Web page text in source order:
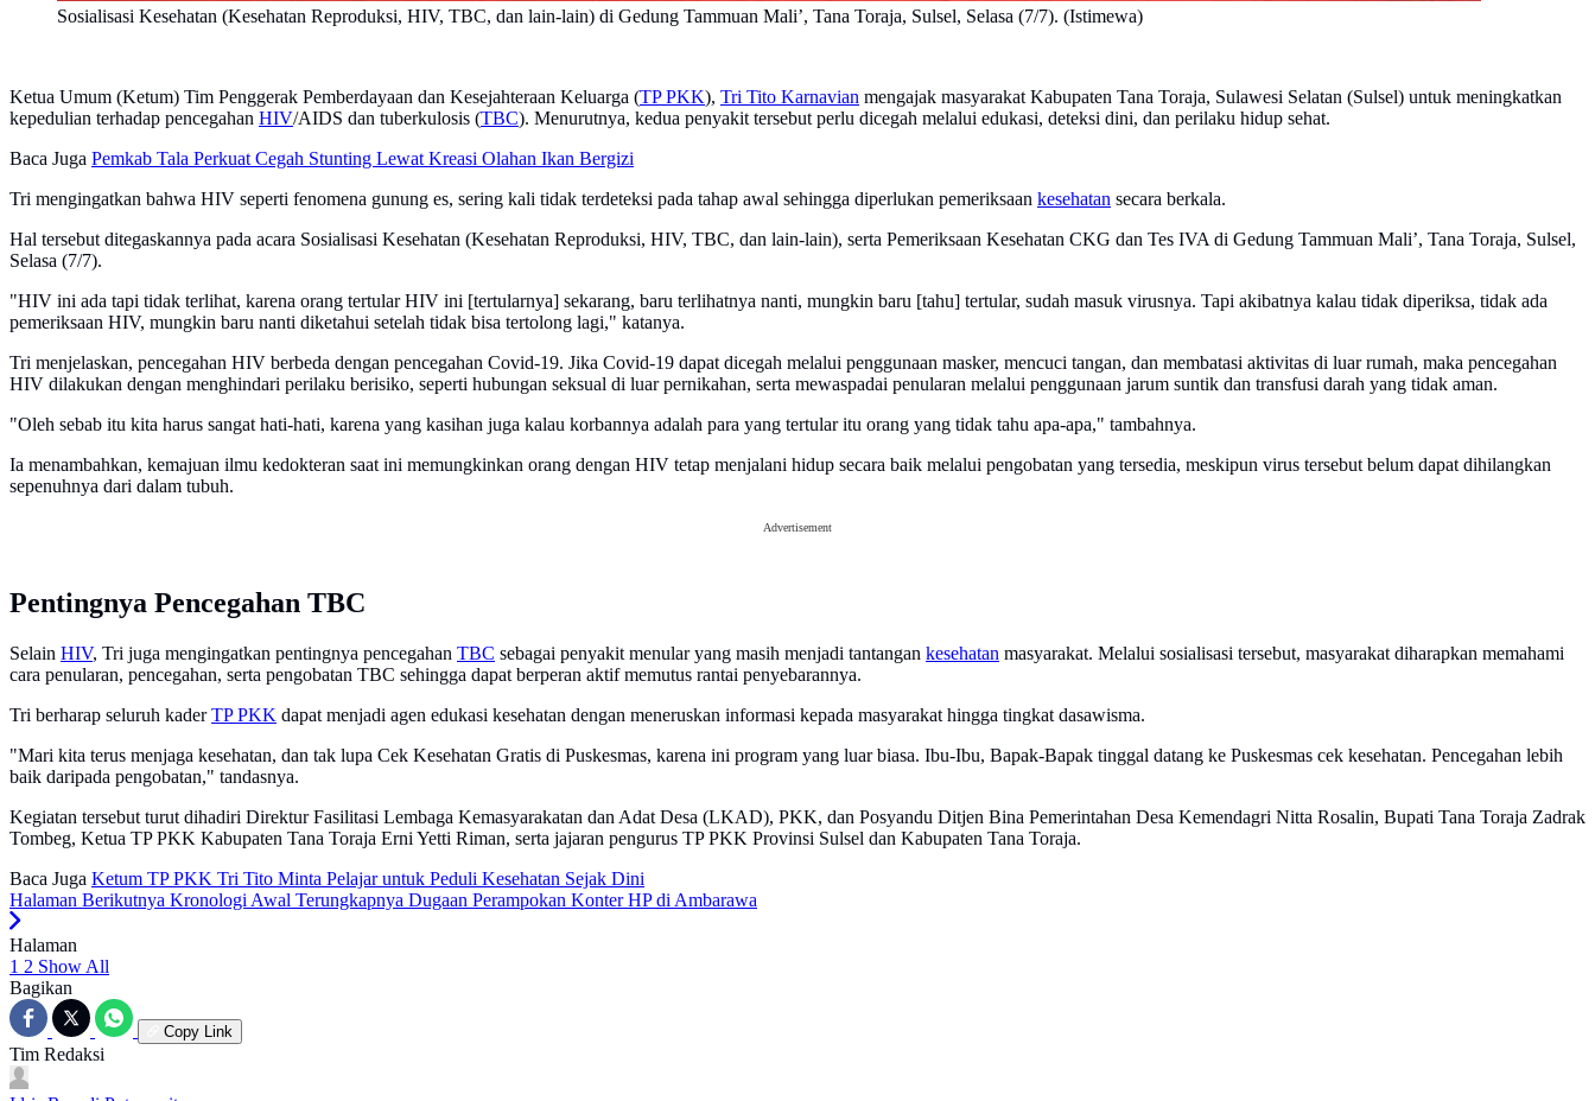
Sosialisasi Kesehatan (Kesehatan Reproduksi, HIV, TBC, dan lain-lain) di Gedung Tammuan Mali’, Tana Toraja, Sulsel, Selasa (7/7). (Istimewa)
Ketua Umum (Ketum) Tim Penggerak Pemberdayaan dan Kesejahteraan Keluarga (TP PKK), Tri Tito Karnavian mengajak masyarakat Kabupaten Tana Toraja, Sulawesi Selatan (Sulsel) untuk meningkatkan
kepedulian terhadap pencegahan HIV/AIDS dan tuberkulosis (TBC). Menurutnya, kedua penyakit tersebut perlu dicegah melalui edukasi, deteksi dini, dan perilaku hidup sehat.
Baca Juga Pemkab Tala Perkuat Cegah Stunting Lewat Kreasi Olahan Ikan Bergizi
Tri mengingatkan bahwa HIV seperti fenomena gunung es, sering kali tidak terdeteksi pada tahap awal sehingga diperlukan pemeriksaan kesehatan secara berkala.
Hal tersebut ditegaskannya pada acara Sosialisasi Kesehatan (Kesehatan Reproduksi, HIV, TBC, dan lain-lain), serta Pemeriksaan Kesehatan CKG dan Tes IVA di Gedung Tammuan Mali’, Tana Toraja, Sulsel,
Selasa (7/7).
"HIV ini ada tapi tidak terlihat, karena orang tertular HIV ini [tertularnya] sekarang, baru terlihatnya nanti, mungkin baru [tahu] tertular, sudah masuk virusnya. Tapi akibatnya kalau tidak diperiksa, tidak ada
pemeriksaan HIV, mungkin baru nanti diketahui setelah tidak bisa tertolong lagi," katanya.
Tri menjelaskan, pencegahan HIV berbeda dengan pencegahan Covid-19. Jika Covid-19 dapat dicegah melalui penggunaan masker, mencuci tangan, dan membatasi aktivitas di luar rumah, maka pencegahan
HIV dilakukan dengan menghindari perilaku berisiko, seperti hubungan seksual di luar pernikahan, serta mewaspadai penularan melalui penggunaan jarum suntik dan transfusi darah yang tidak aman.
"Oleh sebab itu kita harus sangat hati-hati, karena yang kasihan juga kalau korbannya adalah para yang tertular itu orang yang tidak tahu apa-apa," tambahnya.
Ia menambahkan, kemajuan ilmu kedokteran saat ini memungkinkan orang dengan HIV tetap menjalani hidup secara baik melalui pengobatan yang tersedia, meskipun virus tersebut belum dapat dihilangkan
sepenuhnya dari dalam tubuh.
Advertisement
Pentingnya Pencegahan TBC
Selain HIV, Tri juga mengingatkan pentingnya pencegahan TBC sebagai penyakit menular yang masih menjadi tantangan kesehatan masyarakat. Melalui sosialisasi tersebut, masyarakat diharapkan memahami
cara penularan, pencegahan, serta pengobatan TBC sehingga dapat berperan aktif memutus rantai penyebarannya.
Tri berharap seluruh kaderTP PKK dapat menjadi agen edukasi kesehatan dengan meneruskan informasi kepada masyarakat hingga tingkat dasawisma.
"Mari kita terus menjaga kesehatan, dan tak lupa Cek Kesehatan Gratis di Puskesmas, karena ini program yang luar biasa. Ibu-Ibu, Bapak-Bapak tinggal datang ke Puskesmas cek kesehatan. Pencegahan lebih
baik daripada pengobatan," tandasnya.
Kegiatan tersebut turut dihadiri Direktur Fasilitasi Lembaga Kemasyarakatan dan Adat Desa (LKAD), PKK, dan Posyandu Ditjen Bina Pemerintahan Desa Kemendagri Nitta Rosalin, Bupati Tana Toraja Zadrak
Tombeg, Ketua TP PKK Kabupaten Tana Toraja Erni Yetti Riman, serta jajaran pengurus TP PKK Provinsi Sulsel dan Kabupaten Tana Toraja.
Baca Juga Ketum TP PKK Tri Tito Minta Pelajar untuk Peduli Kesehatan Sejak Dini
Halaman Berikutnya Kronologi Awal Terungkapnya Dugaan Perampokan Konter HP di Ambarawa
Halaman
1 2 Show All
Bagikan
Copy Link
Tim Redaksi